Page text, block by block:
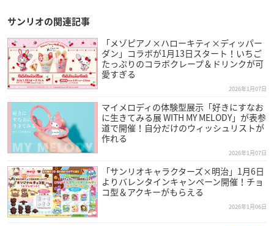
サンリオの関連記事
「メゾピアノ×ハローキティ×ディッパー
ダン」コラボが1月13日スタート！いちご
たっぷりのコラボクレープ＆ドリンクが可
愛すぎる
2026年1月07日
マイメロディの体験型展示「好きにすなお
に生きてみる展 WITH MY MELODY」が表参
道で開催！自分だけのウィッシュリストが
作れる
2026年1月07日
「サンリオキャラクターズ×明治」1月6日
よりバレンタインキャンペーン開催！チョ
コ型＆アクキーがもらえる
2026年1月06日